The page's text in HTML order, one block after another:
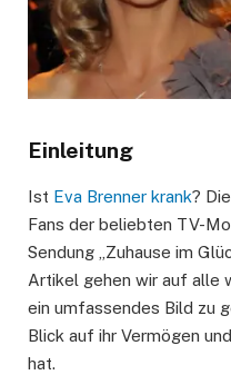
Einleitung
Ist Eva Brenner krank?
Fans der beliebten TV-
Sendung „Zuhause im
Artikel gehen wir auf alle
ein umfassendes Bild zu
Blick auf ihr Vermögen
hat.